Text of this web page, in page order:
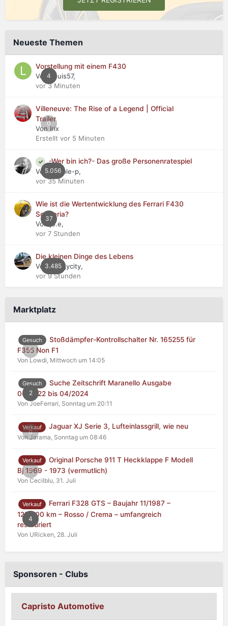
Neueste Themen
4
Vorstellung mit einem F430
Von Louis57,
vor 3 Minuten
0
Villeneuve: The Rise of a Legend | Official
Trailer
Von Irix
Erstellt vor 5 Minuten
5.056
-Wer bin ich?- Das große Personenratespiel
Von double-p,
vor 35 Minuten
37
Wie ist die Wertentwicklung des Ferrari F430
Scuderia?
Von jo.e,
vor 7 Stunden
3.485
Die kleinen Dinge des Lebens
Von buggycity,
vor 9 Stunden
Marktplatz
0
Gesuch
Stoßdämpfer-Kontrollschalter Nr. 165255 für
F355 Non F1
Von Lowdi, Mittwoch um 14:05
2
Gesuch
Suche Zeitschrift Maranello Ausgabe
04/2022 bis 04/2024
Von JoeFerrari, Sonntag um 20:11
0
Verkauf Jaguar XJ Serie 3, Lufteinlassgrill, wie neu
Von Jarama, Sonntag um 08:46
0
Verkauf
Original Porsche 911 T Heckklappe F Modell
Bj 1969 - 1973 (vermutlich)
Von Cecilblu, 31. Juli
4
Verkauf
Ferrari F328 GTS – Baujahr 11/1987 –
125.000 km – Rosso / Crema – umfangreich
restauriert
Von URicken, 28. Juli
Sponsoren - Clubs
Capristo Automotive